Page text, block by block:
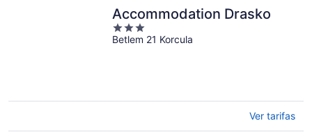
por
noche
Accommodation Drasko
3
out
Betlem 21 Korcula
Ver tarifas